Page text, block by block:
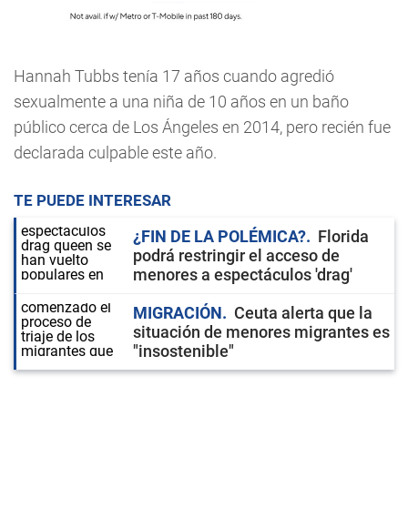
Hannah Tubbs tenía 17 años cuando agredió
sexualmente a una niña de 10 años en un baño
público cerca de Los Ángeles en 2014, pero recién fue
declarada culpable este año.
TE PUEDE INTERESAR
¿FIN DE LA POLÉMICA?
Florida
podrá restringir el acceso de
menores a espectáculos 'drag'
MIGRACIÓN
Ceuta alerta que la
situación de menores migrantes es
"insostenible"